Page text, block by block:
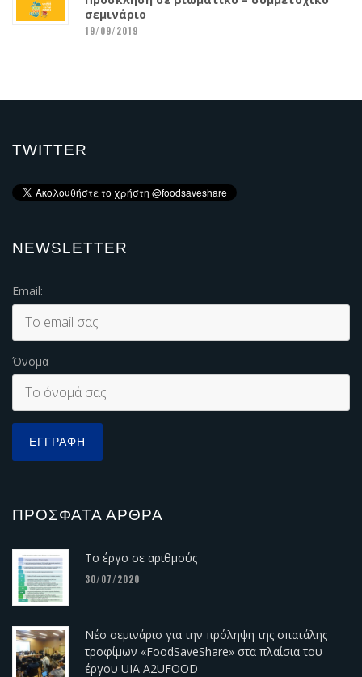
σεμινάριο
19/09/2019
TWITTER
NEWSLETTER
Email:
Όνομα
ΠΡΌΣΦΑΤΑ ΆΡΘΡΑ
Το έργο σε αριθμούς
30/07/2020
Νέο σεμινάριο για την πρόληψη της σπατάλης
τροφίμων «FoodSaveShare» στα πλαίσια του
έργου UIA A2UFOOD